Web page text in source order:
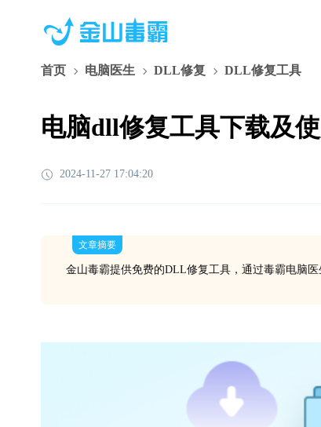
首页 电脑医生 DLL修复 DLL修复工具
电脑dll修复工具下载及
2024-11-27 17:04:20
文章摘要
金山毒霸提供免费的DLL修复工具，通过毒霸电脑